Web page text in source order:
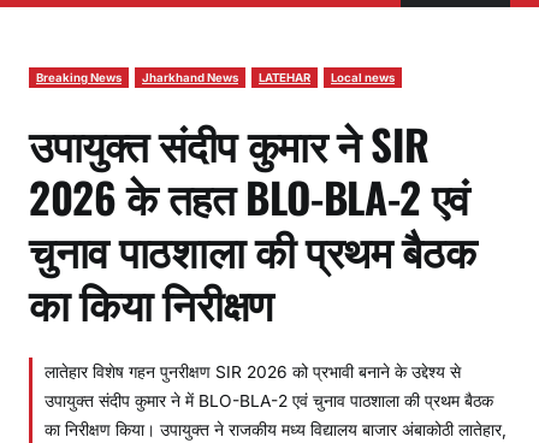
Breaking News Jharkhand News LATEHAR Local news
उपायुक्त संदीप कुमार ने SIR
2026 के तहत BLO-BLA-2 एवं
चुनाव पाठशाला की प्रथम बैठक
का किया निरीक्षण
लातेहार विशेष गहन पुनरीक्षण SIR 2026 को प्रभावी बनाने के उद्देश्य से
उपायुक्त संदीप कुमार ने में BLO-BLA-2 एवं चुनाव पाठशाला की प्रथम बैठक
का निरीक्षण किया। उपायुक्त ने राजकीय मध्य विद्यालय बाजार अंबाकोठी लातेहार,